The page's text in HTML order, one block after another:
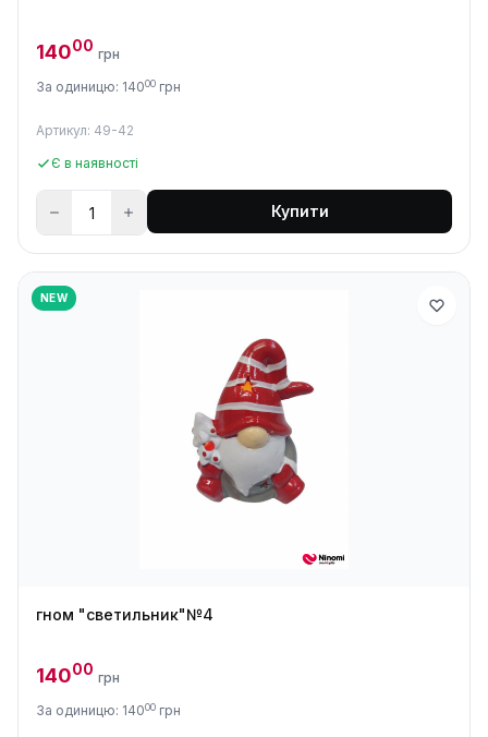
14000 грн
За одиницю: 14000 грн
Артикул: 49-42
Є в наявності
Купити
NEW
гном "светильник"№4
14000 грн
За одиницю: 14000 грн